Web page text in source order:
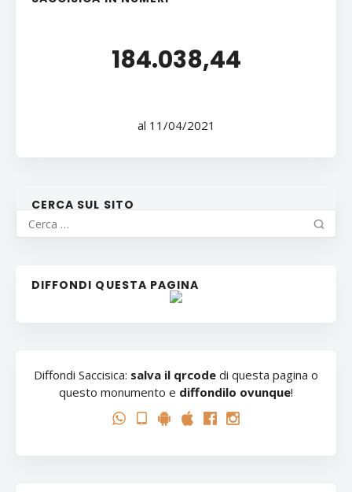
184.038,44
al 11/04/2021
CERCA SUL SITO
DIFFONDI QUESTA PAGINA
Diffondi Saccisica: salva il qrcode di questa pagina o
questo monumento e diffondilo ovunque!